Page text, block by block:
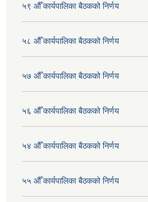
५९ औँ कार्यपालिका बैठकको निर्णय
५८ औँ कार्यपालिका बैठकको निर्णय
५७ औँ कार्यपालिका बैठकको निर्णय
५६ औँ कार्यपालिका बैठकको निर्णय
५४ औँ कार्यपालिका बैठकको निर्णय
५५ औँ कार्यपालिका बैठकको निर्णय